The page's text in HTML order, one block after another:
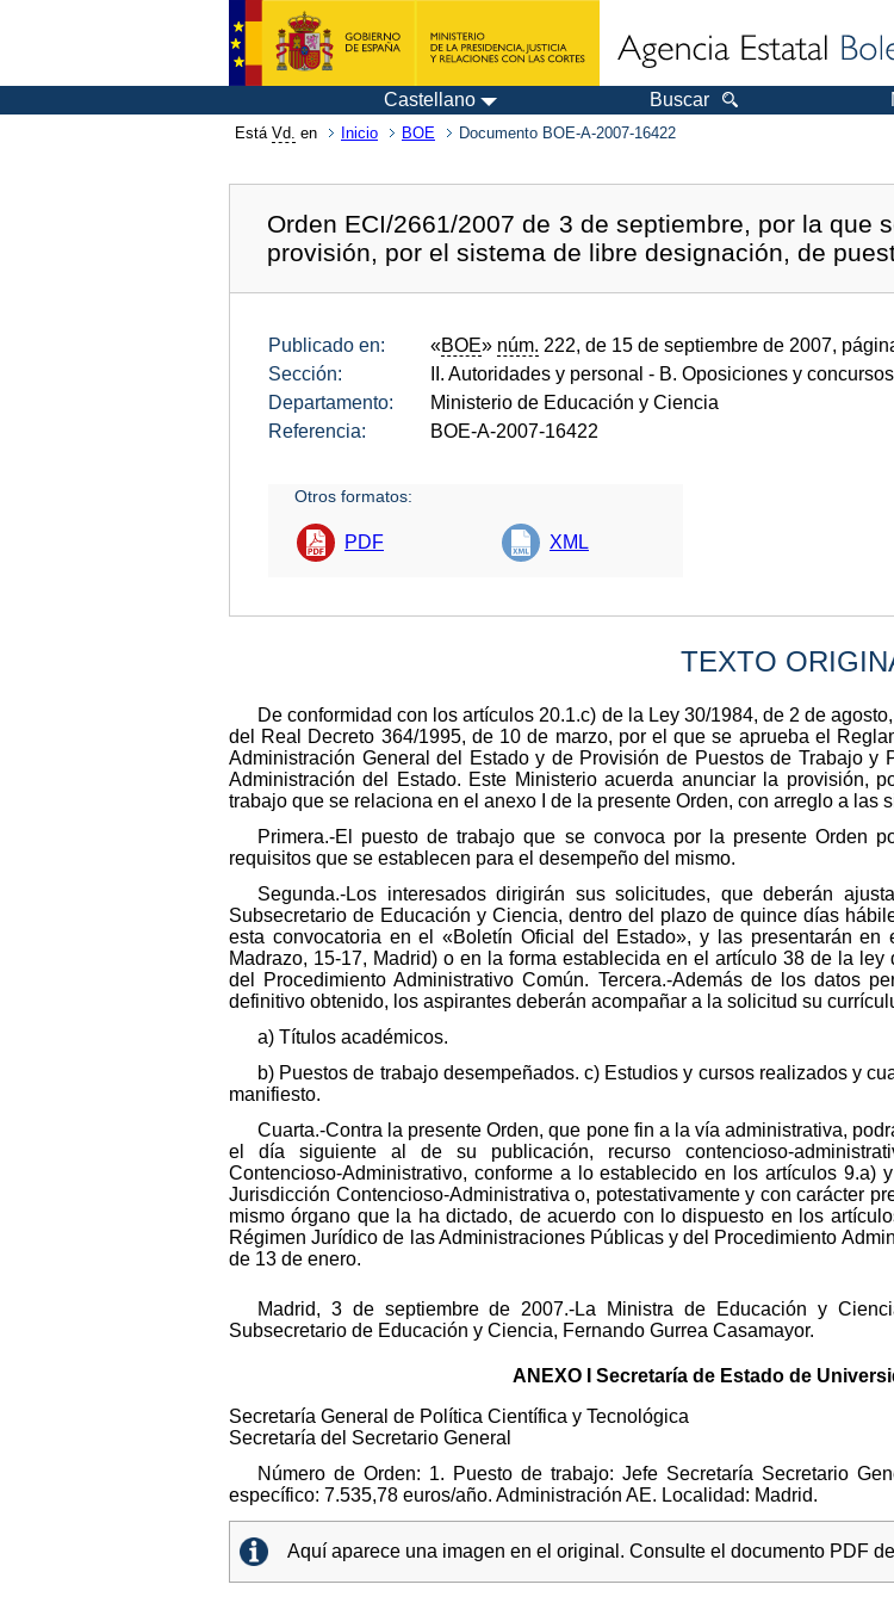
Castellano Buscar
Está Vd. en Inicio BOE Documento BOE-A-2007-16422
Orden ECI/2661/2007 de 3 de septiembre, por la que
provisión, por el sistema de libre designación, de
Publicado en: «BOE» núm. 222, de 15 de septiembre de 2007,
Sección:
II. Autoridades y personal - B. Oposiciones y concursos
Departamento:
Ministerio de Educación y Ciencia
Referencia:
BOE-A-2007-16422
Otros formatos:
PDF XML
TEXTO
De conformidad con los artículos 20.1.c) de la Ley 30/1984, de 2 de
del Real Decreto 364/1995, de 10 de marzo, por el que se aprueba el
Administración General del Estado y de Provisión de Puestos de Trabajo
Administración del Estado. Este Ministerio acuerda anunciar la provisión,
trabajo que se relaciona en el anexo I de la presente Orden, con arreglo a las
Primera.-El puesto de trabajo que se convoca por la presente Orden
requisitos que se establecen para el desempeño del mismo.
Segunda.-Los interesados dirigirán sus solicitudes, que deberán
Subsecretario de Educación y Ciencia, dentro del plazo de quince días
esta convocatoria en el «Boletín Oficial del Estado», y las presentarán
Madrazo, 15-17, Madrid) o en la forma establecida en el artículo 38 de la
del Procedimiento Administrativo Común. Tercera.-Además de los datos
definitivo obtenido, los aspirantes deberán acompañar a la solicitud su
a) Títulos académicos.
b) Puestos de trabajo desempeñados. c) Estudios y cursos realizados y
manifiesto.
Cuarta.-Contra la presente Orden, que pone fin a la vía administrativa,
el día siguiente al de su publicación, recurso contencioso-
Contencioso‑Administrativo, conforme a lo establecido en los artículos
Jurisdicción Contencioso-Administrativa o, potestativamente y con carácter
mismo órgano que la ha dictado, de acuerdo con lo dispuesto en los
Régimen Jurídico de las Administraciones Públicas y del Procedimiento
de 13 de enero.
Madrid, 3 de septiembre de 2007.-La Ministra de Educación y
Subsecretario de Educación y Ciencia, Fernando Gurrea Casamayor.
ANEXO I Secretaría de Estado de
Secretaría General de Política Científica y Tecnológica
Secretaría del Secretario General
Número de Orden: 1. Puesto de trabajo: Jefe Secretaría Secretario
específico: 7.535,78 euros/año. Administración AE. Localidad: Madrid.
Aquí aparece una imagen en el original. Consulte el documento PDF